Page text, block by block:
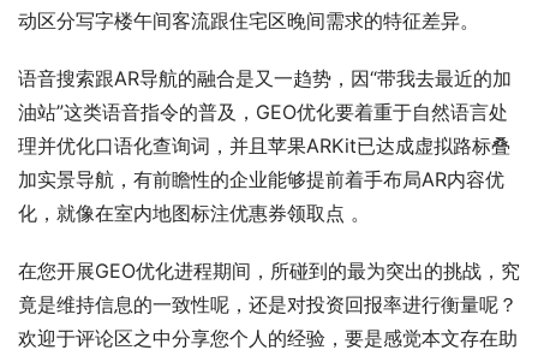
动区分写字楼午间客流跟住宅区晚间需求的特征差异。
语音搜索跟AR导航的融合是又一趋势，因“带我去最近的加
油站”这类语音指令的普及，GEO优化要着重于自然语言处
理并优化口语化查询词，并且苹果ARKit已达成虚拟路标叠
加实景导航，有前瞻性的企业能够提前着手布局AR内容优
化，就像在室内地图标注优惠券领取点 。
在您开展GEO优化进程期间，所碰到的最为突出的挑战，究
竟是维持信息的一致性呢，还是对投资回报率进行衡量呢？
欢迎于评论区之中分享您个人的经验，要是感觉本文存在助